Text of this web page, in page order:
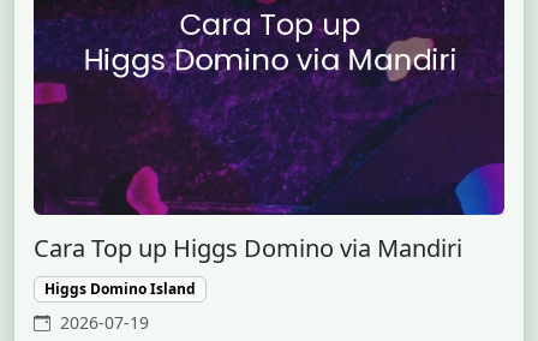
Cara Top up Higgs Domino via Mandiri
Higgs Domino Island
2026-07-19